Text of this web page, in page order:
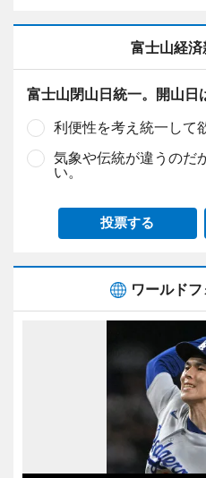
富士山経
富士山閉山日統一。開山日
利便性を考え統一して
気象や伝統が違うのだ
い。
投票する
ワールド